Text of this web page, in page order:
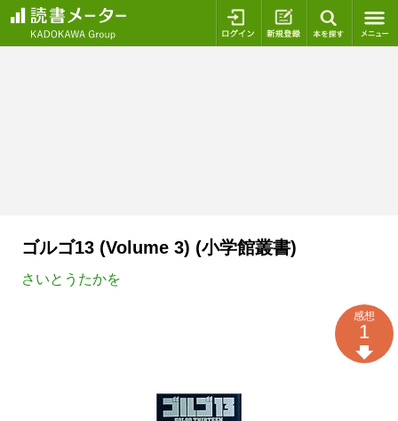
ログイン 新規登録
ゴルゴ13 (Volume 3) (小学館叢書)
さいとうたかを
感想
1